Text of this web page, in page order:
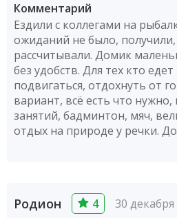
Комментарий
Ездили с коллегами на
ожиданий не было,
рассчитывали. Домик
без удобств. Для тех кто
подвигаться, отдохнуть от
вариант, всё есть что
занятий, бадминтон, мяч,
отдых на природе у речки.
Родион 4
30 декабря